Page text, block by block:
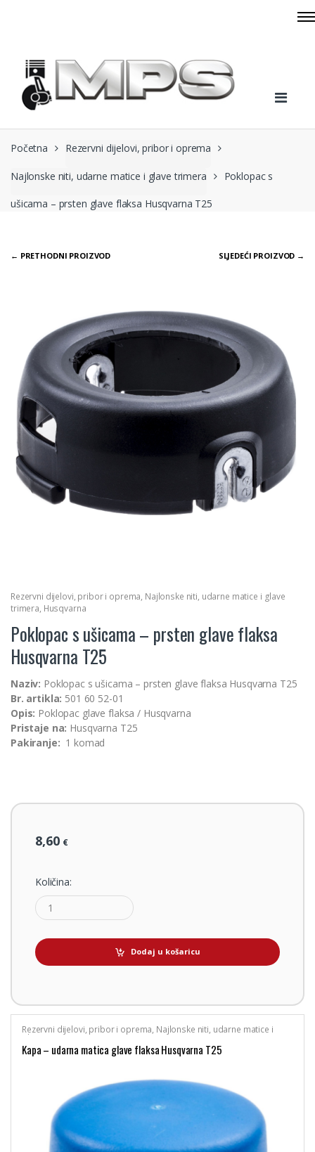
Početna Rezervni dijelovi, pribor i oprema
Najlonske niti, udarne matice i glave trimera Poklopac s
ušicama – prsten glave flaksa Husqvarna T25
← PRETHODNI PROIZVOD SLJEDEĆI PROIZVOD →
Rezervni dijelovi, pribor i oprema, Najlonske niti, udarne matice i glave
trimera, Husqvarna
Poklopac s ušicama – prsten glave flaksa
Husqvarna T25
Naziv: Poklopac s ušicama – prsten glave flaksa Husqvarna T25
Br. artikla: 501 60 52-01
Opis: Poklopac glave flaksa / Husqvarna
Pristaje na: Husqvarna T25
Pakiranje: 1 komad
8,60 €
Količina:
Dodaj u košaricu
Rezervni dijelovi, pribor i oprema, Najlonske niti, udarne matice i
glave trimera Husqvarna
Kapa – udarna matica glave flaksa Husqvarna T25